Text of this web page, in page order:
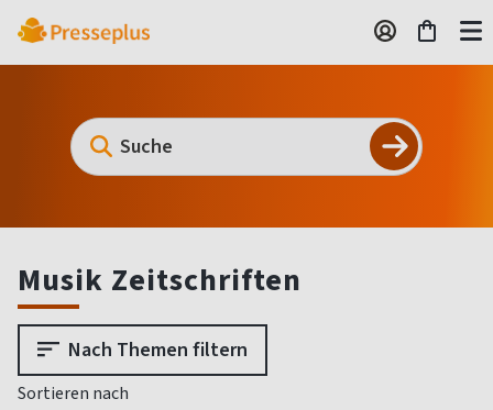
Musik Zeitschriften
Nach Themen filtern
Sortieren nach